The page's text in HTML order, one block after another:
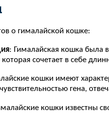
о гималайской кошке:
: Гималайская кошка была
сочетает в себе
кошки имеют
гена,
кошки известны